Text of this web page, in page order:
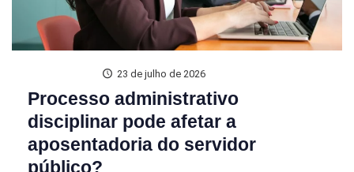
23 de julho de 2026
Processo administrativo
disciplinar pode afetar a
aposentadoria do servidor
público?